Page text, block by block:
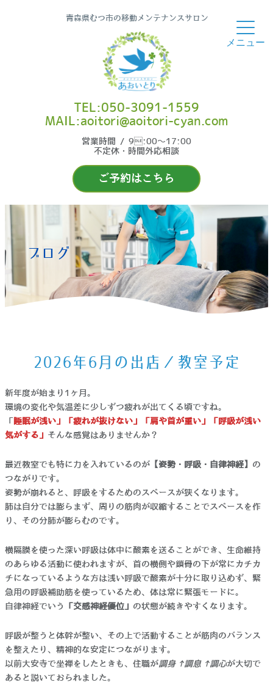
青森県むつ市の移動メンテナンスサロン
ご予約はこちら
TEL:050-3091-1559
MAIL:aoitori@aoitori-cyan.com
営業時間 / 9:00〜17:00
不定休・時間外応相談
ブログ
2026年6月の出店／教室予定
新年度が始まり1ヶ月。
環境の変化や気温差に少しずつ疲れが出てくる頃ですね。
「 睡眠が浅い」「疲れが抜けない」「肩や首が重い」「呼吸が浅い
気がする」 そんな感覚はありませんか？
最近教室でも特に力を入れているのが 【姿勢・呼吸・自律神経】 の
つながりです。
姿勢が崩れると、呼吸をするためのスペースが狭くなります。
肺は自分では膨らまず、周りの筋肉が収縮することでスペースを作
り、その分肺が膨らむのです。
横隔膜を使った深い呼吸は体中に酸素を送ることができ、生命維持
のあらゆる活動に使われますが、首の横側や鎖骨の下が常にカチカ
チになっているような方は浅い呼吸で酸素が十分に取り込めず、緊
急用の呼吸補助筋を使っているため、体は常に緊張モードに。
自律神経でいう
「交感神経優位」 の状態が続きやすくなります。
呼吸が整うと体幹が整い、その上で活動することが筋肉のバランス
を整えたり、精神的な安定につながります。
以前大安寺で坐禅をしたときも、住職が調身→調息→調心が大切で
あると説いておられました。